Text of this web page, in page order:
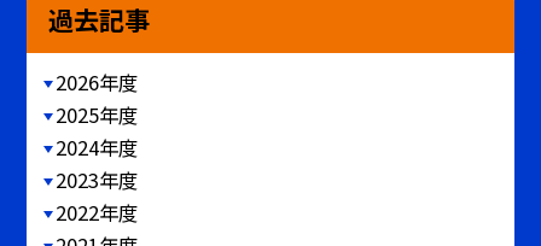
過去記事
2026年度
2025年度
2024年度
2023年度
2022年度